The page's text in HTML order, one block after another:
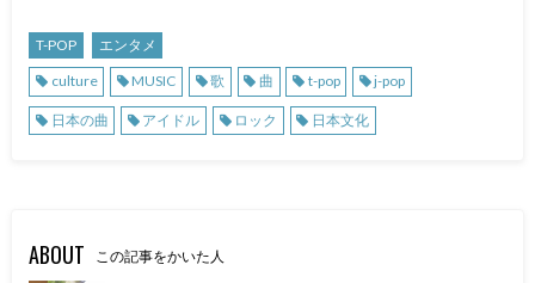
T-POP
エンタメ
culture
MUSIC 歌 曲 t-pop j-pop
日本の曲 アイドル ロック 日本文化
ABOUT この記事をかいた人